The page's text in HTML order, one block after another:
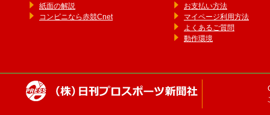
紙面の解説
コンビニなら赤競Cnet
お支払い方法
マイページ利用方法
よくあるご質問
動作環境